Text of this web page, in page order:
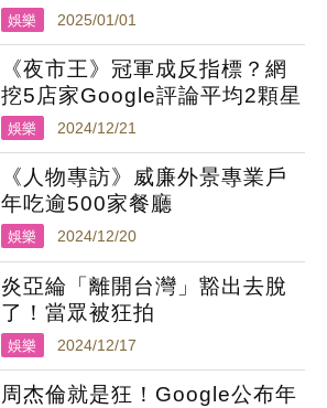
娛樂 2025/01/01
《夜市王》冠軍成反指標？網
挖5店家Google評論平均2顆星
娛樂 2024/12/21
《人物專訪》威廉外景專業戶
年吃逾500家餐廳
娛樂 2024/12/20
炎亞綸「離開台灣」豁出去脫
了！當眾被狂拍
娛樂 2024/12/17
周杰倫就是狂！Google公布年